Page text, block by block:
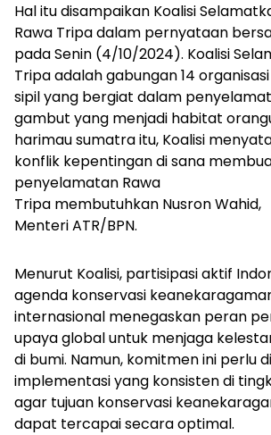
Hal itu disampaikan Koalisi
Rawa Tripa dalam pernyataan
pada Senin (4/10/2024). Koalisi
Tripa adalah gabungan 14
sipil yang bergiat dalam
gambut yang menjadi habitat
harimau sumatra itu, Koalisi
konflik kepentingan di sana
penyelamatan Rawa
Tripa membutuhkan Nusron Wahid,
Menteri ATR/BPN.
Menurut Koalisi, partisipasi aktif
agenda konservasi
internasional menegaskan peran
upaya global untuk menjaga
di bumi. Namun, komitmen ini perlu
implementasi yang konsisten di
agar tujuan konservasi
dapat tercapai secara optimal.